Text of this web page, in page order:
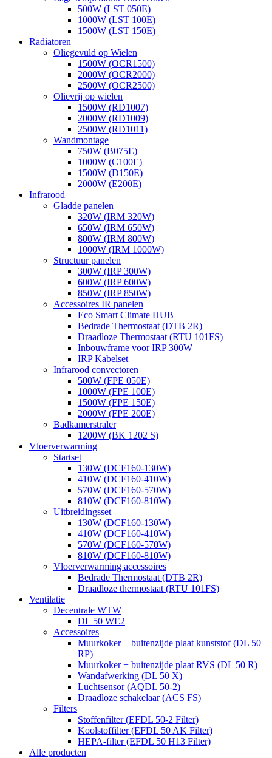
500W (LST 050E)
1000W (LST 100E)
1500W (LST 150E)
Radiatoren
Oliegevuld op Wielen
1500W (OCR1500)
2000W (OCR2000)
2500W (OCR2500)
Olievrij op wielen
1500W (RD1007)
2000W (RD1009)
2500W (RD1011)
Wandmontage
750W (B075E)
1000W (C100E)
1500W (D150E)
2000W (E200E)
Infrarood
Gladde panelen
320W (IRM 320W)
650W (IRM 650W)
800W (IRM 800W)
1000W (IRM 1000W)
Structuur panelen
300W (IRP 300W)
600W (IRP 600W)
850W (IRP 850W)
Accessoires IR panelen
Eco Smart Climate HUB
Bedrade Thermostaat (DTB 2R)
Draadloze Thermostaat (RTU 101FS)
Inbouwframe voor IRP 300W
IRP Kabelset
Infrarood convectoren
500W (FPE 050E)
1000W (FPE 100E)
1500W (FPE 150E)
2000W (FPE 200E)
Badkamerstraler
1200W (BK 1202 S)
Vloerverwarming
Startset
130W (DCF160-130W)
410W (DCF160-410W)
570W (DCF160-570W)
810W (DCF160-810W)
Uitbreidingsset
130W (DCF160-130W)
410W (DCF160-410W)
570W (DCF160-570W)
810W (DCF160-810W)
Vloerverwarming accessoires
Bedrade Thermostaat (DTB 2R)
Draadloze thermostaat (RTU 101FS)
Ventilatie
Decentrale WTW
DL 50 WE2
Accessoires
Muurkoker + buitenzijde plaat kunststof (DL 50
RP)
Muurkoker + buitenzijde plaat RVS (DL 50 R)
Wandafwerking (DL 50 X)
Luchtsensor (AQDL 50-2)
Draadloze schakelaar (ACS FS)
Filters
Stoffenfilter (EFDL 50-2 Filter)
Koolstoffilter (EFDL 50 AK Filter)
HEPA-filter (EFDL 50 H13 Filter)
Alle producten